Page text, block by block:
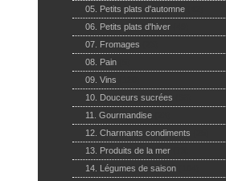
05. Petits plats d'automne
06. Petits plats d'hiver
07. Fromages
08. Pain
09. Vins
10. Douceurs sucrées
11. Gourmandise
12. Charmants condiments
13. Produits de la mer
14. Légumes de saison